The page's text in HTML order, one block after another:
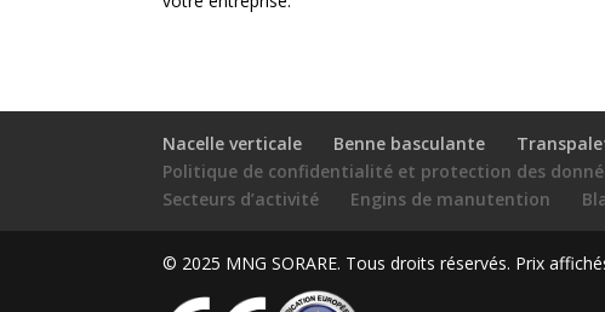
Nacelle verticale Benne basculante
Politique de confidentialité et protection des
Secteurs d’activité
Engins de manutention
© 2025 MNG SORARE. Tous droits réservés. Prix